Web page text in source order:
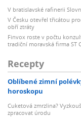
V bratislavské rafinerii
V Česku otevřel třicátou
obří ztráty
Finvox roste v počtu
tradiční moravská firma ST
Recepty
Oblíbené zimní
horoskopu
Cuketová zmrzlina?
zpracovat úrodu